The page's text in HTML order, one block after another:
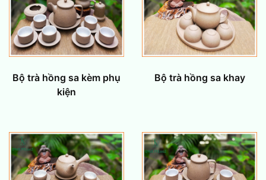
Bộ trà hồng sa kèm phụ
kiện
Bộ trà hồng sa khay